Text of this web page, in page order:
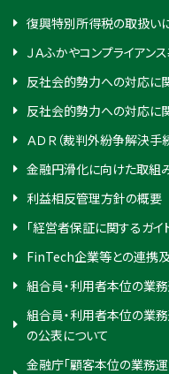
復興特別所得税の取扱い
ＪＡふかやコンプライアン
反社会的勢力への対応に
反社会的勢力への対応に
ＡＤＲ（裁判外紛争解決手
金融円滑化に向けた取組
利益相反管理方針の概要
「経営者保証に関するガイ
FinTech企業等との連携
組合員・利用者本位の業
組合員・利用者本位の業
の公表について
金融庁「顧客本位の業務運